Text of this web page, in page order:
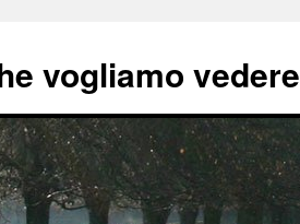
vogliamo vedere